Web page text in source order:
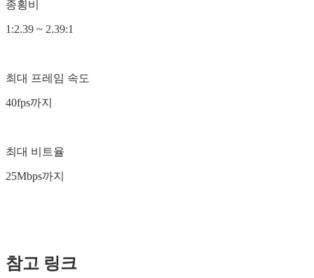
종횡비
1:2.39 ~ 2.39:1
최대 프레임 속도
40fps까지
최대 비트율
25Mbps까지
참고 링크